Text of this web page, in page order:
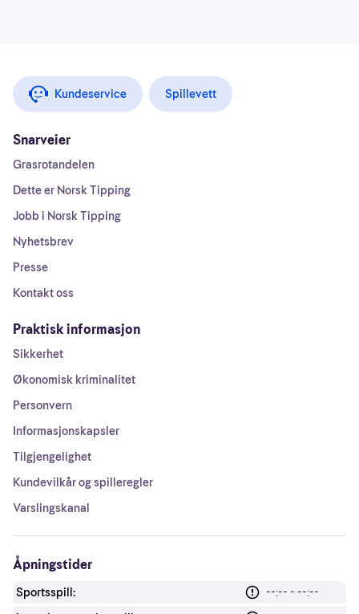
Kundeservice Spillevett
Snarveier
Grasrotandelen
Dette er Norsk Tipping
Jobb i Norsk Tipping
Nyhetsbrev
Presse
Kontakt oss
Praktisk informasjon
Sikkerhet
Økonomisk kriminalitet
Personvern
Informasjonskapsler
Tilgjengelighet
Kundevilkår og spilleregler
Varslingskanal
Åpningstider
Sportsspill:
--:-- - --:--